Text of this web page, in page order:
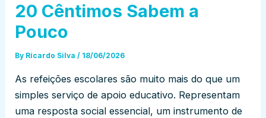
20 Cêntimos Sabem a
Pouco
By Ricardo Silva/ 18/06/2026
As refeições escolares são muito mais do que um
simples serviço de apoio educativo. Representam
uma resposta social essencial, um instrumento de